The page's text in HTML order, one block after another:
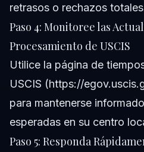
retrasos o rechazos
Paso 4: Monitoree las
Procesamiento de USCIS
Utilice la página de
USCIS (https://
para mantenerse
esperadas en su centro
Paso 5: Responda